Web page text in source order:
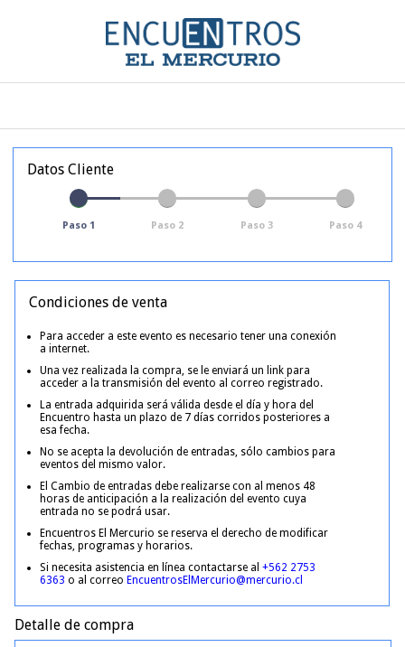
Datos Cliente
Paso 1 Paso 2 Paso 3 Paso 4
Condiciones de venta
Para acceder a este evento es necesario tener una conexión
a internet.
Una vez realizada la compra, se le enviará un link para
acceder a la transmisión del evento al correo registrado.
La entrada adquirida será válida desde el día y hora del
Encuentro hasta un plazo de 7 días corridos posteriores a
esa fecha.
No se acepta la devolución de entradas, sólo cambios para
eventos del mismo valor.
El Cambio de entradas debe realizarse con al menos 48
horas de anticipación a la realización del evento cuya
entrada no se podrá usar.
Encuentros El Mercurio se reserva el derecho de modificar
fechas, programas y horarios.
Si necesita asistencia en línea contactarse al +562 2753
6363 o al correo EncuentrosElMercurio@mercurio.cl
Detalle de compra